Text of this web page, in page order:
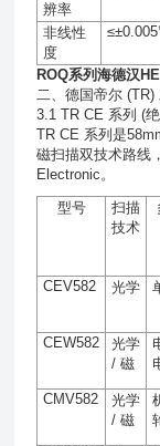
辨率
非线性
度
ROQ系列海德汉
二、德国帝尔 (TR)
3.1 TR CE 系列 (
TR CE 系列是
磁扫描双技术路线
Electronic。
型号
扫描
技术
CEV582
光学
CEW582
光学
/磁
CMV582
光学
/磁